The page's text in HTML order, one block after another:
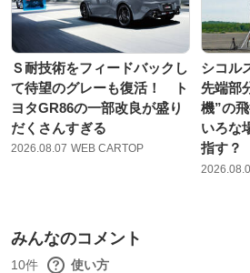
Ｓ耐技術をフィードバックし
て待望のグレーも復活！ ト
ヨタGR86の一部改良が盛り
だくさんすぎる
2026.08.07 WEB CARTOP
シコル
先端部
機”の
いろな
指す？
みんなのコメント
10件 使い方